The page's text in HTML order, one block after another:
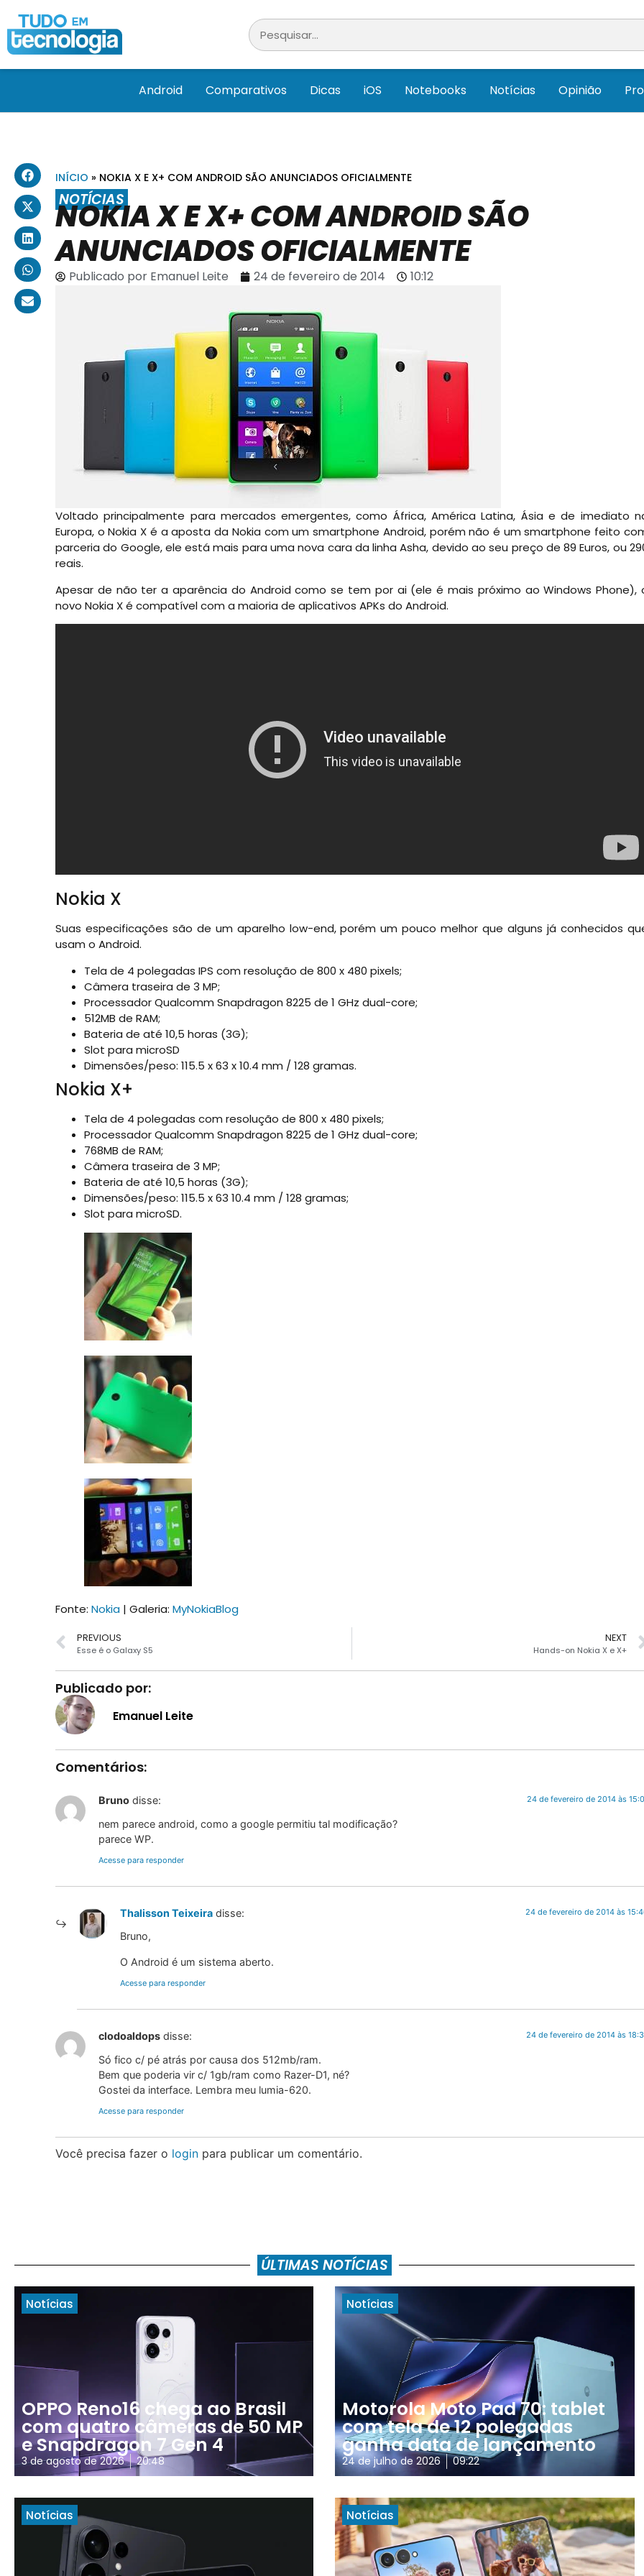
Android Comparativos Dicas iOS Notebooks Notícias Opinião
INÍCIO » NOKIA X E X+ COM ANDROID SÃO ANUNCIADOS OFICIALMENTE
NOTÍCIAS
NOKIA X E X+ COM ANDROID SÃO
ANUNCIADOS OFICIALMENTE
Publicado porEmanuel Leite 24 de fevereiro de 2014 10:12
Voltado principalmente para mercados emergentes, como África, América Latina, Ásia e de imediato
Europa, o Nokia X é a aposta da Nokia com um smartphone Android, porém não é um smartphone feito
parceria do Google, ele está mais para uma nova cara da linha Asha, devido ao seu preço de 89 Euros, ou
reais.
Apesar de não ter a aparência do Android como se tem por ai (ele é mais próximo ao Windows Phone),
novo Nokia X é compatível com a maioria de aplicativos APKs do Android.
Nokia X
Suas especificações são de um aparelho low-end, porém um pouco melhor que alguns já conhecidos
usam o Android.
Tela de 4 polegadas IPS com resolução de 800 x 480 pixels;
Câmera traseira de 3 MP;
Processador Qualcomm Snapdragon 8225 de 1 GHz dual-core;
512MB de RAM;
Bateria de até 10,5 horas (3G);
Slot para microSD
Dimensões/peso: 115.5 x 63 x 10.4 mm / 128 gramas.
Nokia X+
Tela de 4 polegadas com resolução de 800 x 480 pixels;
Processador Qualcomm Snapdragon 8225 de 1 GHz dual-core;
768MB de RAM;
Câmera traseira de 3 MP;
Bateria de até 10,5 horas (3G);
Dimensões/peso: 115.5 x 63 10.4 mm / 128 gramas;
Slot para microSD.
Fonte: Nokia| Galeria: MyNokiaBlog
PREVIOUS
Esse é o Galaxy S5
NEXT
Hands-on Nokia X e X+
Publicado por:
Emanuel Leite
Comentários:
Bruno disse: 24 de fevereiro de 2014 às
nem parece android, como a google permitiu tal modificação?
parece WP.
Acesse para responder
Thalisson Teixeira disse: 24 de fevereiro de 2014 às
Bruno,
O Android é um sistema aberto.
Acesse para responder
clodoaldops disse: 24 de fevereiro de 2014 às
Só fico c/ pé atrás por causa dos 512mb/ram.
Bem que poderia vir c/ 1gb/ram como Razer-D1, né?
Gostei da interface. Lembra meu lumia-620.
Acesse para responder
Você precisa fazer o loginpara publicar um comentário.
ÚLTIMAS NOTÍCIAS
Notícias
OPPO Reno16 chega ao Brasil
com quatro câmeras de 50 MP
e Snapdragon 7 Gen 4
3 de agosto de 2026 20:48
Notícias
Motorola Moto Pad 70: tablet
com tela de 12 polegadas
ganha data de lançamento
24 de julho de 2026 09:22
Notícias Notícias